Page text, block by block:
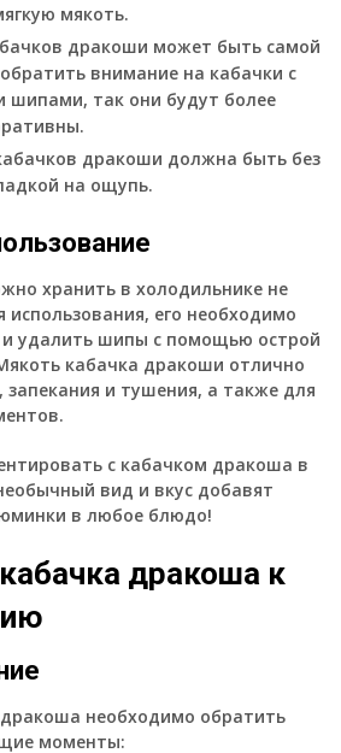
мякоть.
дракоши может быть самой
внимание на кабачки с
шипами, так они будут более
дракоши должна быть без
на ощупь.
хранить в холодильнике не
использования, его необходимо
удалить шипы с помощью острой
кабачка дракоши отлично
и тушения, а также для
с кабачком дракоша в
вид и вкус добавят
в любое блюдо!
дракоша к
необходимо обратить
моменты: